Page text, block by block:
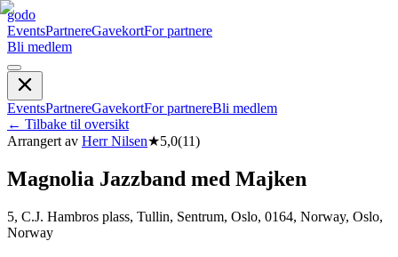
godo
EventsPartnereGavekortFor partnere
Bli medlem
EventsPartnereGavekortFor partnereBli medlem
← Tilbake til oversikt
Arrangert av Herr Nilsen★5,0(11)
Magnolia Jazzband med Majken
5, C.J. Hambros plass, Tullin, Sentrum, Oslo, 0164, Norway, Oslo,
Norway